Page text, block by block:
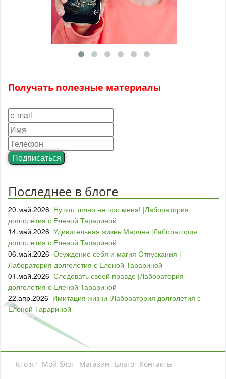
Получать полезные материалы
Подписаться
Последнее в блоге
20.май.2026 Ну это точно не про меня! |Лаборатория
долголетия с Еленой Тарариной
14.май.2026 Удивительная жизнь Марлен |Лаборатория
долголетия с Еленой Тарариной
06.май.2026 Осуждение себя и магия Отпускания |
Лаборатория долголетия с Еленой Тарариной
01.май.2026 Следовать своей правде |Лаборатория
долголетия с Еленой Тарариной
22.апр.2026 Имитация жизни |Лаборатория долголетия с
Еленой Тарариной
Кто я? Мой блог Магазин Благо Контакты